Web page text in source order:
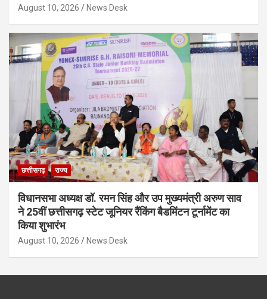
August 10, 2026 News Desk
छत्तीसगढ़ राज्य
विधानसभा अध्यक्ष डॉ. रमन सिंह और उप मुख्यमंत्री अरुण साव
ने 25वीं छत्तीसगढ़ स्टेट जूनियर रैंकिंग बैडमिंटन टूर्नामेंट का
किया शुभारंभ
August 10, 2026 News Desk